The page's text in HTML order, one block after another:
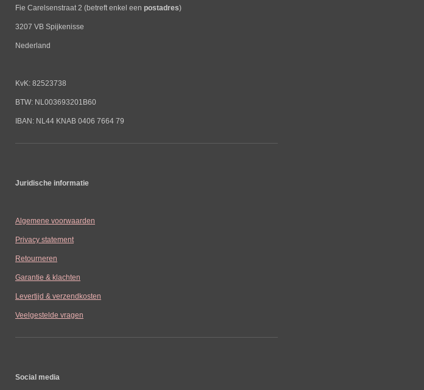
Fie Carelsenstraat 2 (betreft enkel een postadres)
3207 VB Spijkenisse
Nederland
KvK: 82523738
BTW: NL003693201B60
IBAN: NL44 KNAB 0406 7664 79
Juridische informatie
Algemene voorwaarden
Privacy statement
Retourneren
Garantie & klachten
Levertijd & verzendkosten
Veelgestelde vragen
Social media